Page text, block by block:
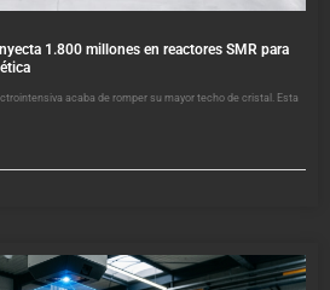
1.800 millones en reactores SMR para
acaba de romper su mayor techo de cristal. Esta